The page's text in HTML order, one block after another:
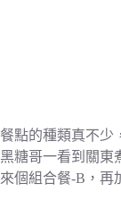
餐點的種類真不少
黑糖哥一看到關東
來個組合餐-B，再